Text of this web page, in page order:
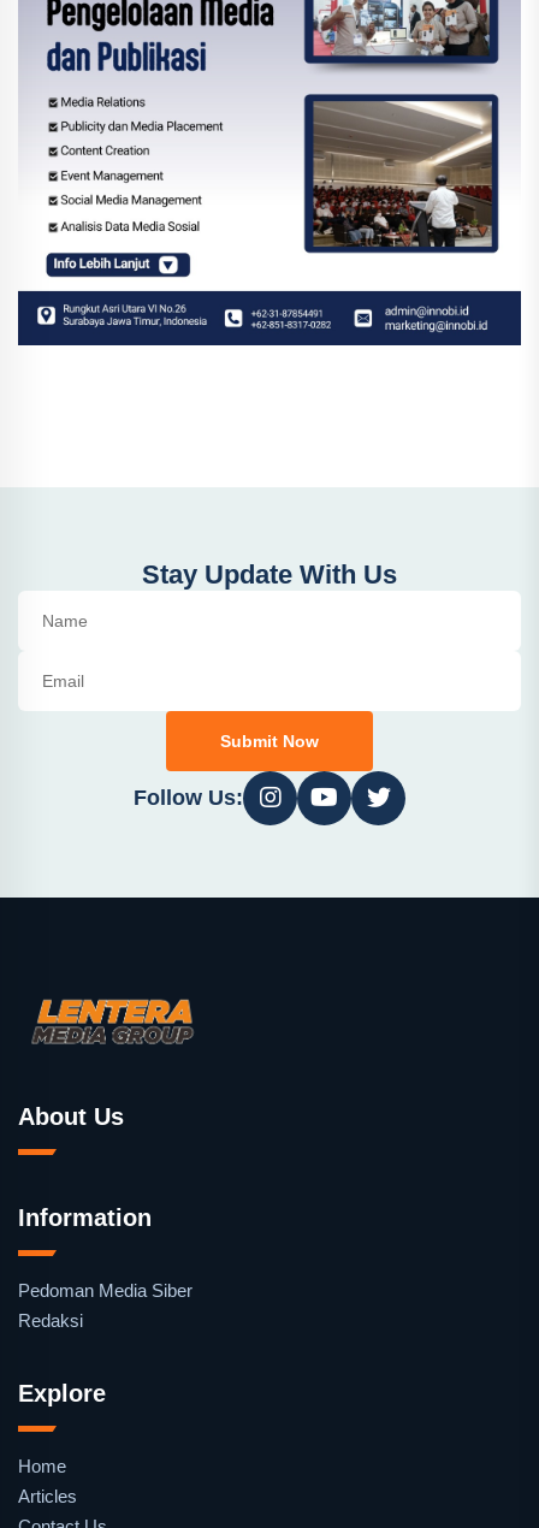
Stay Update With Us
Submit Now
Follow Us:
About Us
Information
Pedoman Media Siber
Redaksi
Explore
Home
Articles